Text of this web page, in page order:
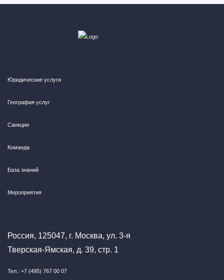
Юридические услуги
География услуг
Санкции
Команда
База знаний
Мероприятия
Россия, 125047, г. Москва, ул. 3-я
Тверская-Ямская, д. 39, стр. 1
Тел.: +7 (495) 767 00 07